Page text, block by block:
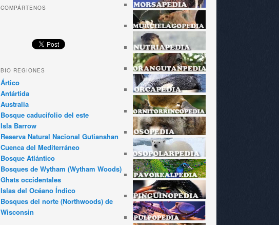
COMPÁRTENOS
BIO REGIONES
Ártico
Antártida
Australia
Bosque caducifolio del este
Isla Barrow
Reserva Natural Nacional Gutianshan
Cuenca del Mediterráneo
Bosque Atlántico
Bosques de Wytham (Wytham Woods)
Ghats occidentales
Islas del Océano Índico
Bosques del norte (Northwoods) de
Wisconsin